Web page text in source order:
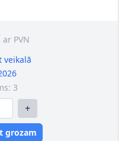
ar PVN
veikalā
3
+
grozam